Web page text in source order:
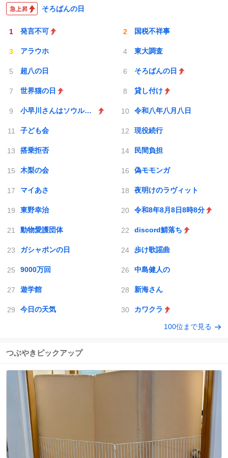
そろばんの日
発言不可 国税不祥事
アラウホ 東大調査
超八の日 そろばんの日
世界猫の日 貸し付け
小早川さんはソウルライク 令和八年八月八日
子ども会 現役続行
搭乗拒否 民間負担
木梨の会 偽モモンガ
マイあさ 夜明けのラヴィット
東野幸治 令和8年8月8日8時8分
動物愛護団体 discord鯖落ち
ガシャポンの日 歩け歌謡曲
9000万回 中島健人の
遊学館 新海さん
今日の天気 カワクラ
100位まで見る
つぶやきピックアップ